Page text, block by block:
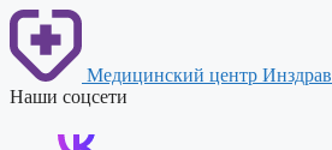
Перейти
содержимому
Медицинский центр Инздрав
Наши соцсети